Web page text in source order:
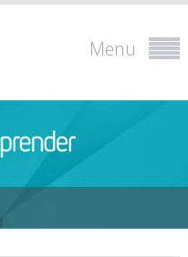
Menu